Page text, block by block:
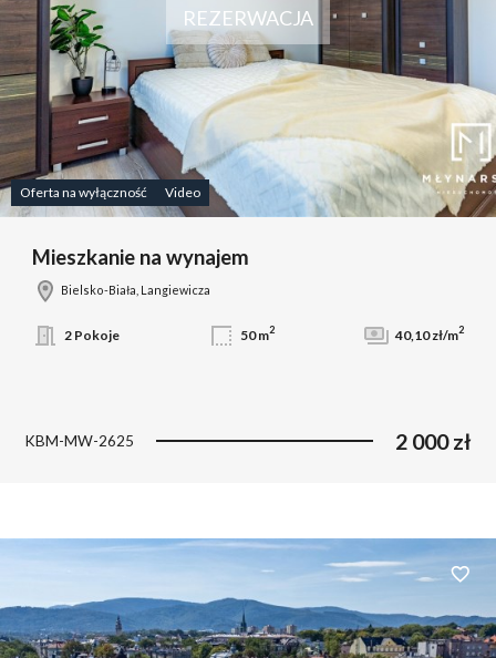
Oferta na wyłączność Video
REZERWACJA
Mieszkanie na wynajem
Bielsko-Biała, Langiewicza
2 Pokoje 50 m2 40,10 zł/m2
KBM-MW-2625 2 000 zł
Dodaj